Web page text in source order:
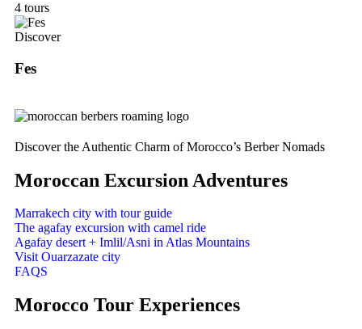
4 tours
Discover
Fes
Discover the Authentic Charm of Morocco’s Berber Nomads
Moroccan Excursion Adventures
Marrakech city with tour guide
The agafay excursion with camel ride
Agafay desert + Imlil/Asni in Atlas Mountains
Visit Ouarzazate city
FAQS
Morocco Tour Experiences